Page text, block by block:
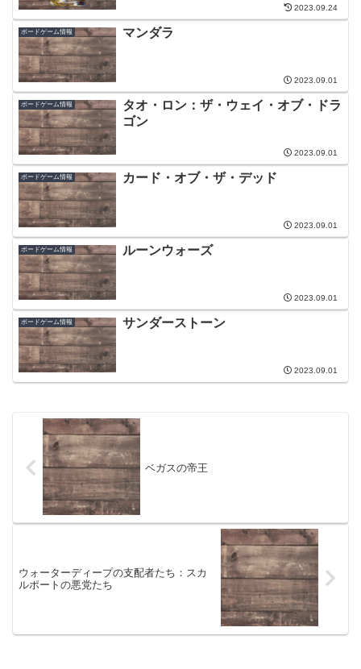
2023.09.24
ボードゲーム情報 マンダラ
2023.09.01
ボードゲーム情報
タオ・ロン：ザ・ウェイ・オブ・ドラ
ゴン
2023.09.01
ボードゲーム情報 カード・オブ・ザ・デッド
2023.09.01
ボードゲーム情報 ルーンウォーズ
2023.09.01
ボードゲーム情報 サンダーストーン
2023.09.01
ベガスの帝王
ウォーターディープの支配者たち：スカ
ルポートの悪党たち